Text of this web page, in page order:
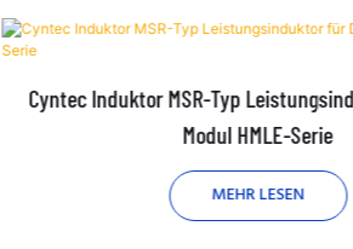
Cyntec Induktor MSR-Typ
Modul HMLE-Serie
MEHR LESEN